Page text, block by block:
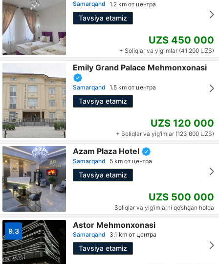
Samarqand 1.2 km от центра
Tavsiya etamiz
UZS 450 000
+ Soliqlar va yig‘imlar (41 200 UZS)
Emily Grand Palace Mehmonxonasi
Samarqand 1.5 km от центра
Tavsiya etamiz
UZS 120 000
+ Soliqlar va yig‘imlar (123 600 UZS)
Azam Plaza Hotel
Samarqand 5 km от центра
Tavsiya etamiz
UZS 500 000
Soliqlar va yig‘imlarni qo‘shgan holda
9.3
Astor Mehmonxonasi
Samarqand 3.1 km от центра
Tavsiya etamiz